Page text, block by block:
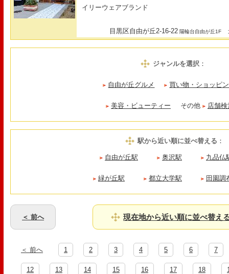
イリーウェアブランド
目黒区自由が丘2-16-22 陽輪台自由が丘1F
ジャンルを選択：
自由が丘グルメ 買い物・ショッピ
美容・ビューティー その他 店舗
駅から近い順に並べ替える ：
自由が丘駅 奥沢駅 九品仏
緑が丘駅 都立大学駅 田園調
＜ 前へ 現在地から近い順に並べ替え
＜ 前へ 1 2 3 4 5 6 7
12 13 14 15 16 17 18